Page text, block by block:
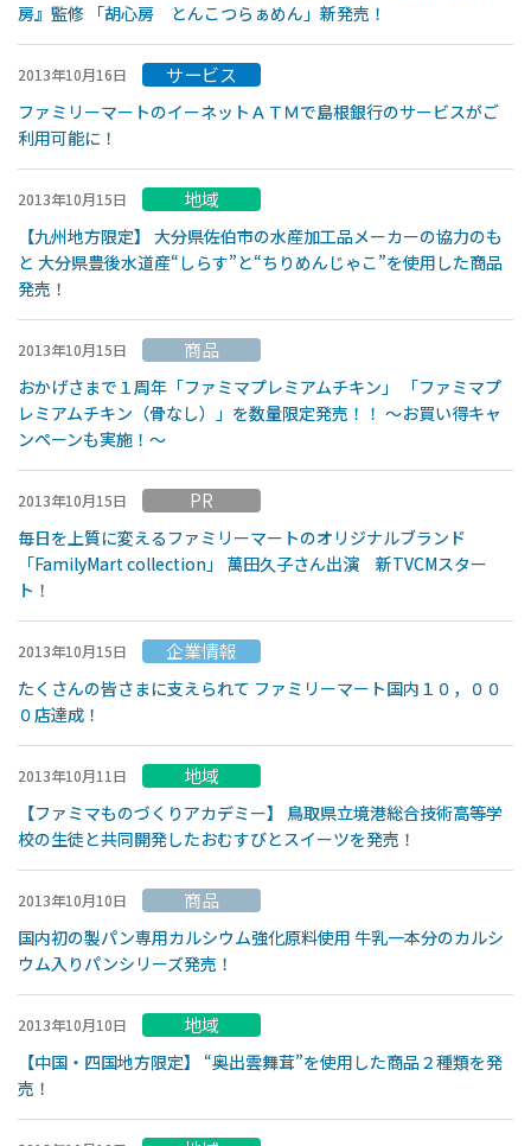
房』監修 「胡心房 とんこつらぁめん」新発売！
2013年10月16日 サービス
ファミリーマートのイーネットＡＴＭで島根銀行のサービスがご
利用可能に！
2013年10月15日 地域
【九州地方限定】 大分県佐伯市の水産加工品メーカーの協力のも
と 大分県豊後水道産“しらす”と“ちりめんじゃこ”を使用した商品
発売！
2013年10月15日 商品
おかげさまで１周年「ファミマプレミアムチキン」 「ファミマプ
レミアムチキン（骨なし）」を数量限定発売！！ 〜お買い得キャ
ンペーンも実施！〜
2013年10月15日 PR
毎日を上質に変えるファミリーマートのオリジナルブランド
「FamilyMart collection」 萬田久子さん出演 新TVCMスター
ト！
2013年10月15日 企業情報
たくさんの皆さまに支えられて ファミリーマート国内１０，００
０店達成！
2013年10月11日 地域
【ファミマものづくりアカデミー】 鳥取県立境港総合技術高等学
校の生徒と共同開発したおむすびとスイーツを発売！
2013年10月10日 商品
国内初の製パン専用カルシウム強化原料使用 牛乳一本分のカルシ
ウム入りパンシリーズ発売！
2013年10月10日 地域
【中国・四国地方限定】 “奥出雲舞茸”を使用した商品２種類を発
売！